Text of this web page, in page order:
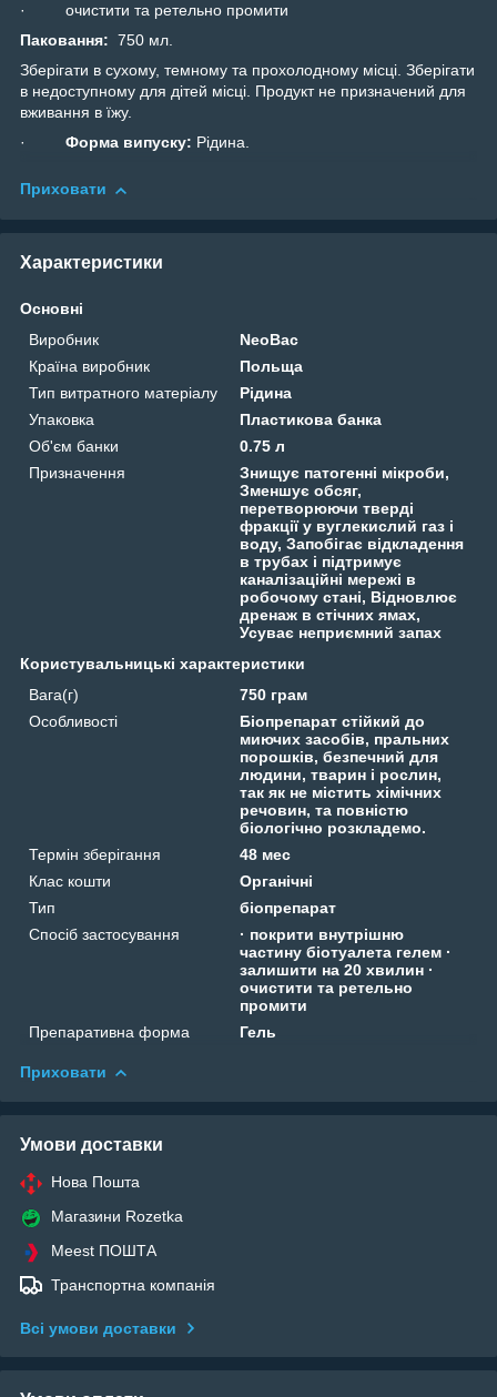
· очистити та ретельно промити
Паковання: 750 мл.
Зберігати в сухому, темному та прохолодному місці. Зберігати
в недоступному для дітей місці. Продукт не призначений для
вживання в їжу.
· Форма випуску: Рідина.
Приховати
Характеристики
Основні
Виробник
NeoBac
Країна виробник
Польща
Тип витратного матеріалу
Рідина
Упаковка
Пластикова банка
Об'єм банки
0.75 л
Призначення
Знищує патогенні мікроби,
Зменшує обсяг,
перетворюючи тверді
фракції у вуглекислий газ і
воду, Запобігає відкладення
в трубах і підтримує
каналізаційні мережі в
робочому стані, Відновлює
дренаж в стічних ямах,
Усуває неприємний запах
Користувальницькі характеристики
Вага(г)
750 грам
Особливості
Біопрепарат стійкий до
миючих засобів, пральних
порошків, безпечний для
людини, тварин і рослин,
так як не містить хімічних
речовин, та повністю
біологічно розкладемо.
Термін зберігання
48 мес
Клас кошти
Органічні
Тип
біопрепарат
Спосіб застосування
· покрити внутрішню
частину біотуалета гелем ·
залишити на 20 хвилин ·
очистити та ретельно
промити
Препаративна форма
Гель
Приховати
Умови доставки
Нова Пошта
Магазини Rozetka
Meest ПОШТА
Транспортна компанія
Всі умови доставки